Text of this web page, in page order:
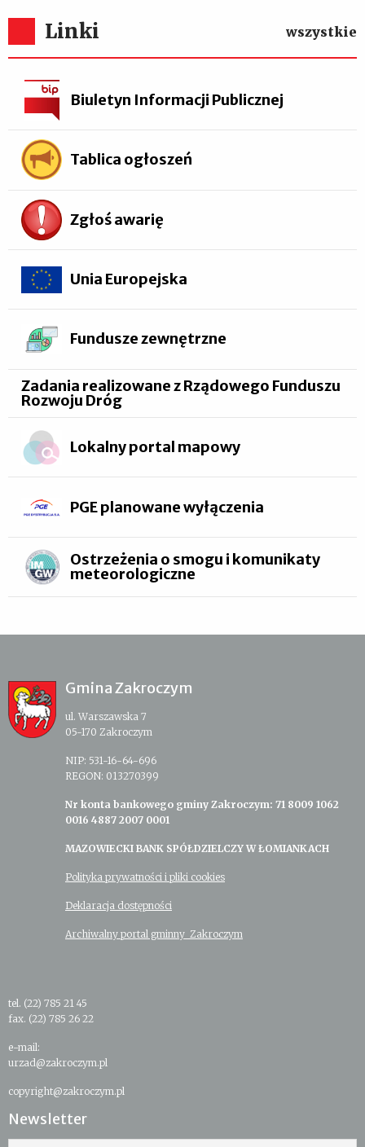
Linki wszystkie
Biuletyn Informacji Publicznej
Tablica ogłoszeń
Zgłoś awarię
Unia Europejska
Fundusze zewnętrzne
Zadania realizowane z Rządowego Funduszu
Rozwoju Dróg
Lokalny portal mapowy
PGE planowane wyłączenia
Ostrzeżenia o smogu i komunikaty
meteorologiczne
Gmina Zakroczym
ul. Warszawska 7
05-170 Zakroczym
NIP: 531-16-64-696
REGON: 013270399
Nr konta bankowego gminy Zakroczym: 71 8009 1062
0016 4887 2007 0001
MAZOWIECKI BANK SPÓŁDZIELCZY W ŁOMIANKACH
Polityka prywatności i pliki cookies
Deklaracja dostępności
Archiwalny portal gminny Zakroczym
tel. (22) 785 21 45
fax. (22) 785 26 22
e-mail:
urzad@zakroczym.pl
copyright@zakroczym.pl
Newsletter